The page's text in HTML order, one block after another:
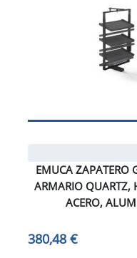
EMUCA ZAPATERO
ARMARIO
ACERO,
380,48 €